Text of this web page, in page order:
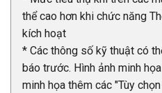
thể cao hơn khi chức năng
kích hoạt
* Các thông số kỹ thuật có
báo trước. Hình ảnh minh
minh họa thêm các "Tùy